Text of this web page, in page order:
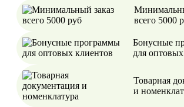
всего 5000
Бонусные
для
Товарная
и